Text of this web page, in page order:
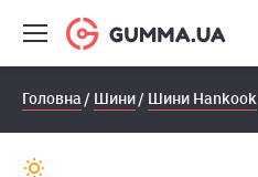
Головна Шини Шини Hankook